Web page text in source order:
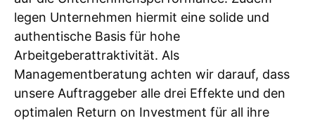
legen Unternehmen hiermit eine solide und
authentische Basis für hohe
Arbeitgeberattraktivität. Als
Managementberatung achten wir darauf, dass
unsere Auftraggeber alle drei Effekte und den
optimalen Return on Investment für all ihre